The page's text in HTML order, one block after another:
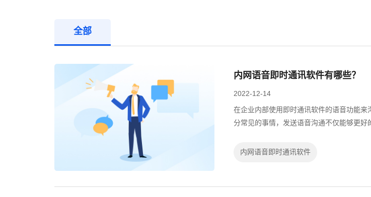
全部
内网语音即时通讯软件有哪些？
2022-12-14
在企业内部使用即时通讯软件的语音功能来
分常见的事情，发送语音沟通不仅能够更好
使用内网语音即时通讯软件。那么内...
内网语音即时通讯软件